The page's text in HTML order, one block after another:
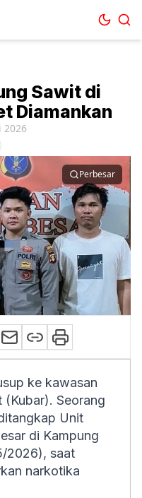
Sawit di
Diamankan
2026
Perbesar
ke kawasan
(Kubar). Seorang
Unit
di Kampung
2026), saat
narkotika